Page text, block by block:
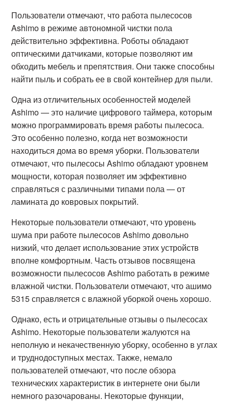
Пользователи отмечают, что работа пылесосов
Ashimo в режиме автономной чистки пола
действительно эффективна. Роботы обладают
оптическими датчиками, которые позволяют им
обходить мебель и препятствия. Они также способны
найти пыль и собрать ее в свой контейнер для пыли.
Одна из отличительных особенностей моделей
Ashimo — это наличие цифрового таймера, которым
можно программировать время работы пылесоса.
Это особенно полезно, когда нет возможности
находиться дома во время уборки. Пользователи
отмечают, что пылесосы Ashimo обладают уровнем
мощности, которая позволяет им эффективно
справляться с различными типами пола — от
ламината до ковровых покрытий.
Некоторые пользователи отмечают, что уровень
шума при работе пылесосов Ashimo довольно
низкий, что делает использование этих устройств
вполне комфортным. Часть отзывов посвящена
возможности пылесосов Ashimo работать в режиме
влажной чистки. Пользователи отмечают, что ашимо
5315 справляется с влажной уборкой очень хорошо.
Однако, есть и отрицательные отзывы о пылесосах
Ashimo. Некоторые пользователи жалуются на
неполную и некачественную уборку, особенно в углах
и труднодоступных местах. Также, немало
пользователей отмечают, что после обзора
технических характеристик в интернете они были
немного разочарованы. Некоторые функции,